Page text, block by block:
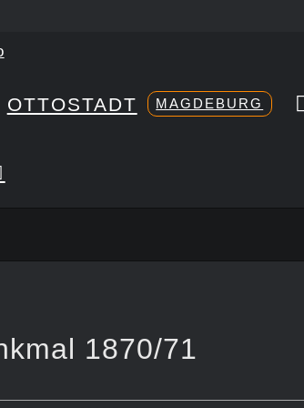
OTTOSTADT MAGDEBURG
1870/71